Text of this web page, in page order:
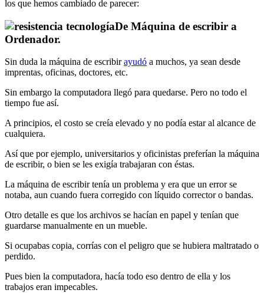
los que hemos cambiado de parecer:
De Máquina de escribir a
Ordenador.
Sin duda la máquina de escribirayudó a muchos, ya sean desde
imprentas, oficinas, doctores, etc.
Sin embargo la computadora llegó para quedarse. Pero no todo el
tiempo fue así.
A principios, el costo se creía elevado y no podía estar al alcance de
cualquiera.
Así que por ejemplo, universitarios y oficinistas preferían la máquina
de escribir, o bien se les exigía trabajaran con éstas.
La máquina de escribir tenía un problema y era que un error se
notaba, aun cuando fuera corregido con líquido corrector o bandas.
Otro detalle es que los archivos se hacían en papel y tenían que
guardarse manualmente en un mueble.
Si ocupabas copia, corrías con el peligro que se hubiera maltratado o
perdido.
Pues bien la computadora, hacía todo eso dentro de ella y los
trabajos eran impecables.